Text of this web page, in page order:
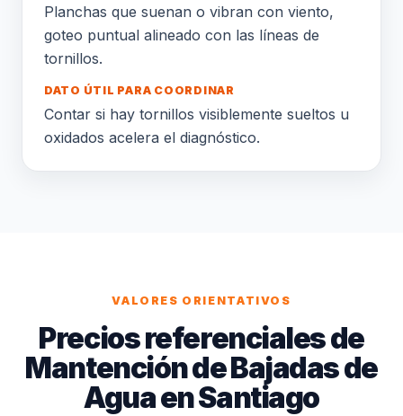
Planchas que suenan o vibran con viento,
goteo puntual alineado con las líneas de
tornillos.
DATO ÚTIL PARA COORDINAR
Contar si hay tornillos visiblemente sueltos u
oxidados acelera el diagnóstico.
VALORES ORIENTATIVOS
Precios referenciales de
Mantención de Bajadas de
Agua en Santiago